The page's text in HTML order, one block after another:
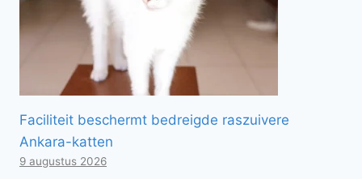
Faciliteit beschermt bedreigde raszuivere
Ankara-katten
9 augustus 2026